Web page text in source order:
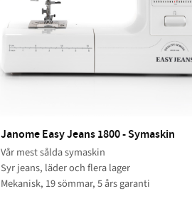
Janome Easy Jeans 1800 - Symaskin
Vår mest sålda symaskin
Syr jeans, läder och flera lager
Mekanisk, 19 sömmar, 5 års garanti